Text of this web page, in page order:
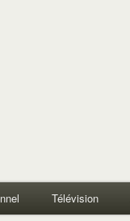
Télévision